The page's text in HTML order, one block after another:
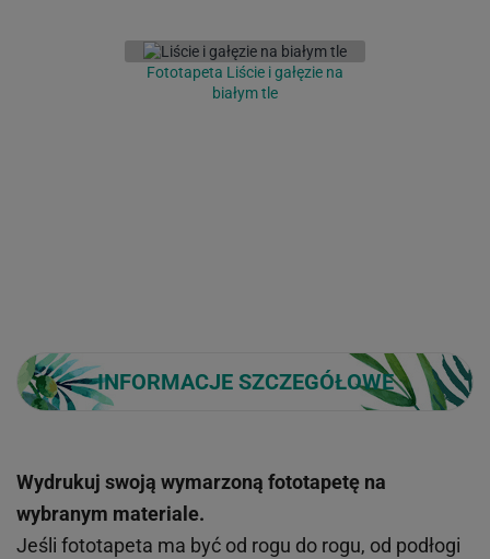
Fototapeta Liście i gałęzie na
białym tle
INFORMACJE SZCZEGÓŁOWE
Wydrukuj swoją wymarzoną fototapetę na
wybranym materiale.
Jeśli fototapeta ma być od rogu do rogu, od podłogi